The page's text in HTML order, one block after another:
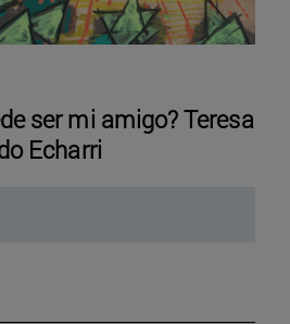
ser mi amigo? Teresa
Echarri